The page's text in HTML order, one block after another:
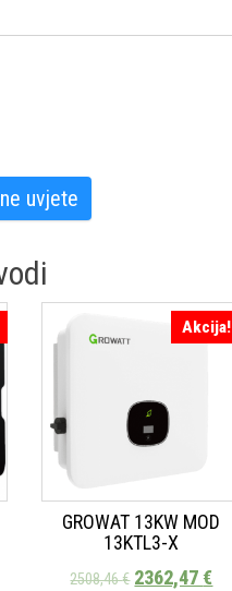
uvjeteㅤ
Akcija!
GROWAT 13KW MOD
13KTL3-X
2508,46€ 2362,47€